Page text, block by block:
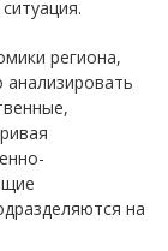
региона,
на